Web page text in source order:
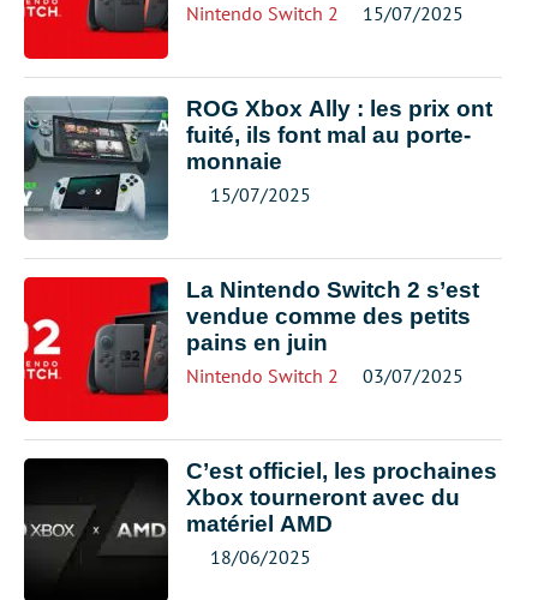
Nintendo Switch 2 15/07/2025
ROG Xbox Ally : les prix ont
fuité, ils font mal au porte-
monnaie
15/07/2025
La Nintendo Switch 2 s’est
vendue comme des petits
pains en juin
Nintendo Switch 2 03/07/2025
C’est officiel, les prochaines
Xbox tourneront avec du
matériel AMD
18/06/2025